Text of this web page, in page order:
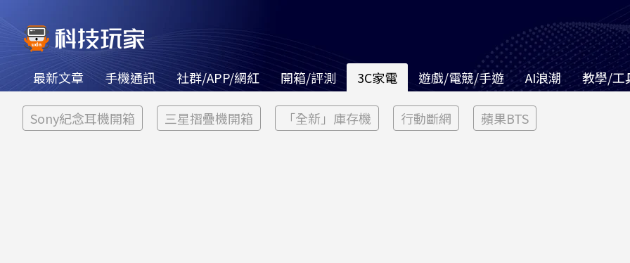
最新文章 手機通訊 社群/APP/網紅 開箱/評測 3C家電 遊戲/電競/手遊 AI浪潮 教學/工
Sony紀念耳機開箱 三星摺疊機開箱 「全新」庫存機 行動斷網 蘋果BTS